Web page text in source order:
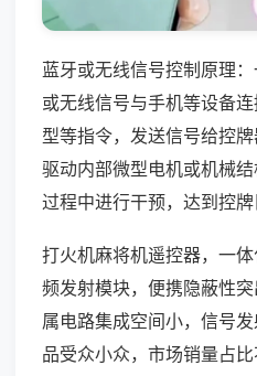
蓝牙或无线信号控制原理
或无线信号与手机等设备
型等指令，发送信号给控
驱动内部微型电机或机械
过程中进行干预，达到控牌
打火机麻将机遥控器，一
频发射模块，便携隐蔽性
属电路集成空间小，信号
品受众小众，市场销量占比